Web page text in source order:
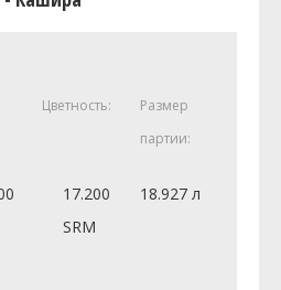
Цветность:
Размер
партии:
17.200
SRM
18.927 л